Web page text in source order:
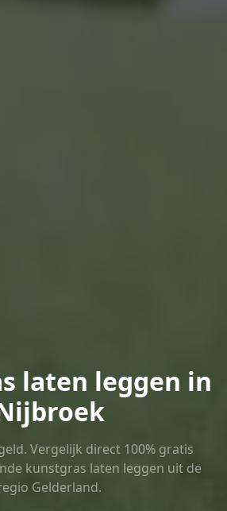
laten leggen in
Vergelijk direct 100% gratis
kunstgras laten leggen uit de
Gelderland.